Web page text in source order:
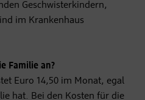
Geschwisterkindern,
im Krankenhaus
Familie an?
Euro 14,50 im Monat, egal
hat. Bei den Kosten für die